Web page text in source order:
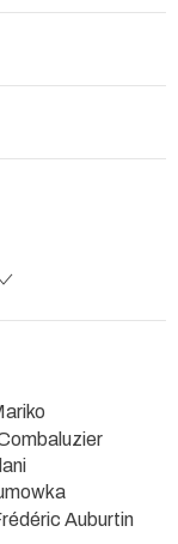
Auburtin